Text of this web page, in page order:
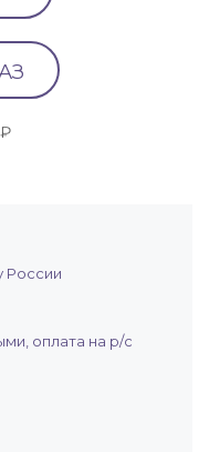
России
оплата на р/с